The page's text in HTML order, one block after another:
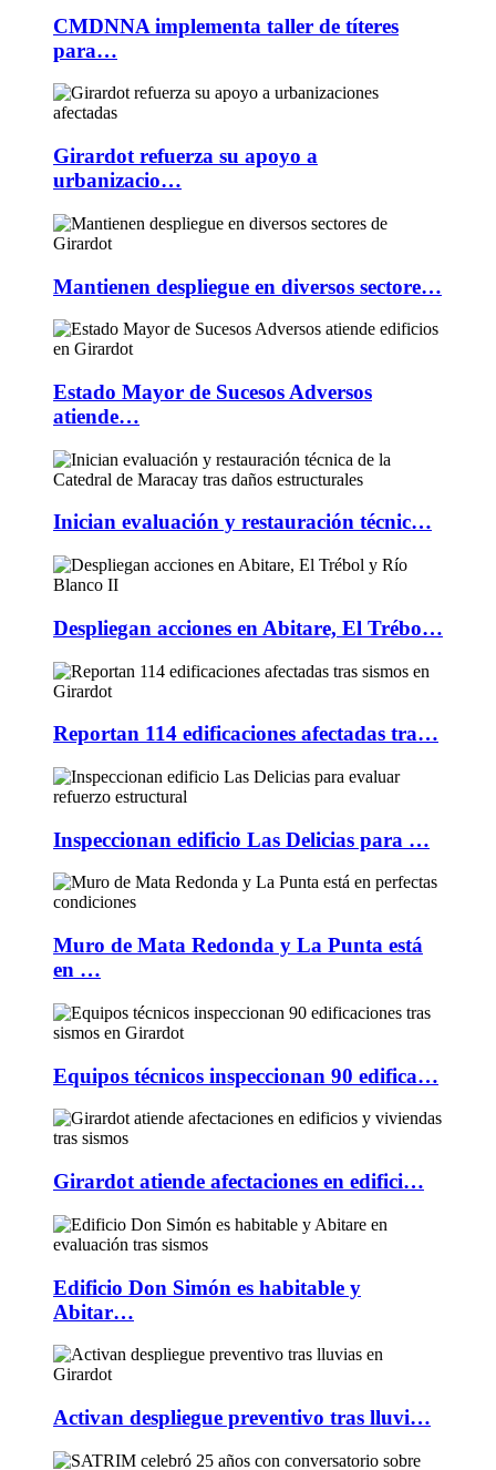
CMDNNA implementa taller de títeres
para…
Girardot refuerza su apoyo a
urbanizacio…
Mantienen despliegue en diversos sectore…
Estado Mayor de Sucesos Adversos
atiende…
Inician evaluación y restauración técnic…
Despliegan acciones en Abitare, El Trébo…
Reportan 114 edificaciones afectadas tra…
Inspeccionan edificio Las Delicias para …
Muro de Mata Redonda y La Punta está
en …
Equipos técnicos inspeccionan 90 edifica…
Girardot atiende afectaciones en edifici…
Edificio Don Simón es habitable y
Abitar…
Activan despliegue preventivo tras lluvi…